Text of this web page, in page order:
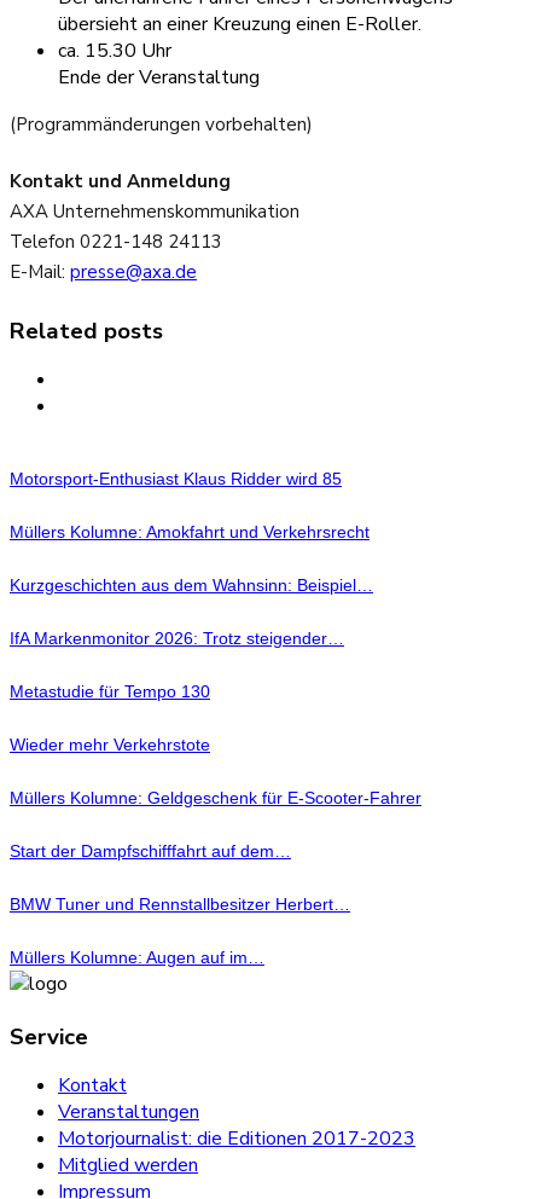
übersieht an einer Kreuzung einen E-Roller.
ca. 15.30 Uhr
Ende der Veranstaltung
(Programmänderungen vorbehalten)
Kontakt und Anmeldung
AXA Unternehmenskommunikation
Telefon 0221-148 24113
E-Mail: presse@axa.de
Related posts
Motorsport-Enthusiast Klaus Ridder wird 85
Müllers Kolumne: Amokfahrt und Verkehrsrecht
Kurzgeschichten aus dem Wahnsinn: Beispiel…
IfA Markenmonitor 2026: Trotz steigender…
Metastudie für Tempo 130
Wieder mehr Verkehrstote
Müllers Kolumne: Geldgeschenk für E-Scooter-Fahrer
Start der Dampfschifffahrt auf dem…
BMW Tuner und Rennstallbesitzer Herbert…
Müllers Kolumne: Augen auf im…
Service
Kontakt
Veranstaltungen
Motorjournalist: die Editionen 2017-2023
Mitglied werden
Impressum